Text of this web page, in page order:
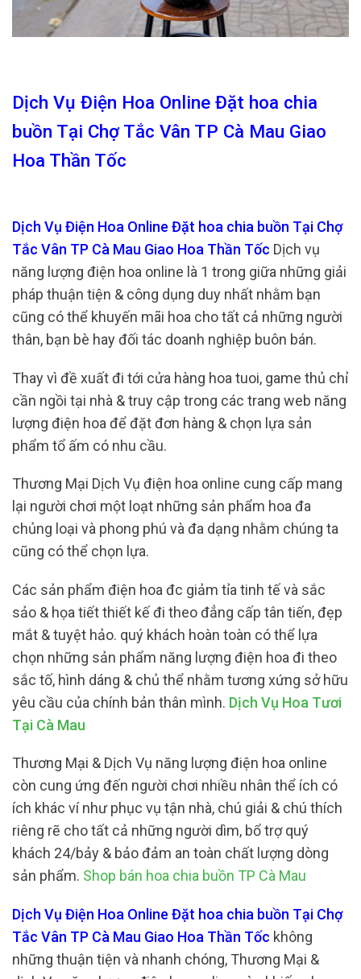
Dịch Vụ Điện Hoa Online Đặt hoa chia
buồn Tại Chợ Tắc Vân TP Cà Mau Giao
Hoa Thần Tốc
Dịch Vụ Điện Hoa Online Đặt hoa chia buồn Tại Chợ
Tắc Vân TP Cà Mau Giao Hoa Thần Tốc Dịch vụ
năng lượng điện hoa online là 1 trong giữa những giải
pháp thuận tiện & công dụng duy nhất nhằm bạn
cũng có thể khuyến mãi hoa cho tất cả những người
thân, bạn bè hay đối tác doanh nghiệp buôn bán.
Thay vì đề xuất đi tới cửa hàng hoa tuoi, game thủ chỉ
cần ngồi tại nhà & truy cập trong các trang web năng
lượng điện hoa để đặt đơn hàng & chọn lựa sản
phẩm tổ ấm có nhu cầu.
Thương Mại Dịch Vụ điện hoa online cung cấp mang
lại người chơi một loạt những sản phẩm hoa đa
chủng loại và phong phú và đa dạng nhằm chúng ta
cũng có thể chọn lựa.
Các sản phẩm điện hoa đc giảm tỉa tinh tế và sắc
sảo & họa tiết thiết kế đi theo đẳng cấp tân tiến, đẹp
mắt & tuyệt hảo. quý khách hoàn toàn có thể lựa
chọn những sản phẩm năng lượng điện hoa đi theo
sắc tố, hình dáng & chủ thể nhằm tương xứng sở hữu
yêu cầu của chính bản thân mình. Dịch Vụ Hoa Tươi
Tại Cà Mau
Thương Mại & Dịch Vụ năng lượng điện hoa online
còn cung ứng đến người chơi nhiều nhân thể ích có
ích khác ví như phục vụ tận nhà, chú giải & chú thích
riêng rẽ cho tất cả những người dìm, bổ trợ quý
khách 24/bảy & bảo đảm an toàn chất lượng dòng
sản phẩm. Shop bán hoa chia buồn TP Cà Mau
Dịch Vụ Điện Hoa Online Đặt hoa chia buồn Tại Chợ
Tắc Vân TP Cà Mau Giao Hoa Thần Tốc không
những thuận tiện và nhanh chóng, Thương Mại &